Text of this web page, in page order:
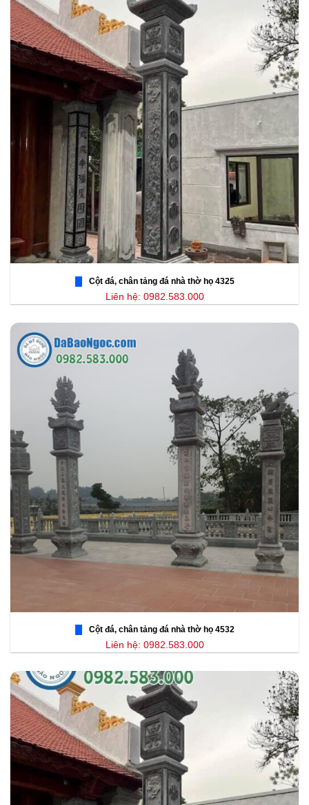
Cột đá, chân tảng đá nhà thờ họ 4325
Liên hệ: 0982.583.000
Cột đá, chân tảng đá nhà thờ họ 4532
Liên hệ: 0982.583.000